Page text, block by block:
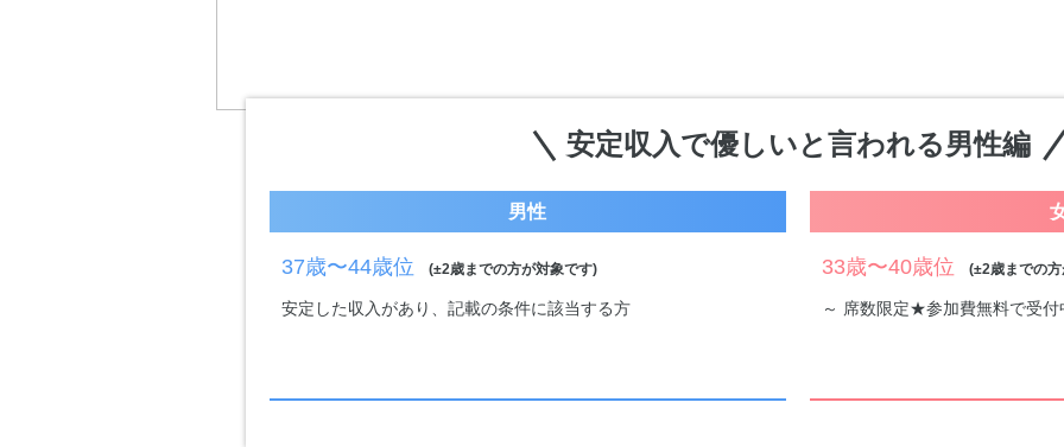
安定収入で優しいと言われる男性編
男性
37歳〜44歳位 (±2歳までの方が対象です)
安定した収入があり、記載の条件に該当する方
33歳〜40歳位 (±2歳までの方
～ 席数限定★参加費無料で受付